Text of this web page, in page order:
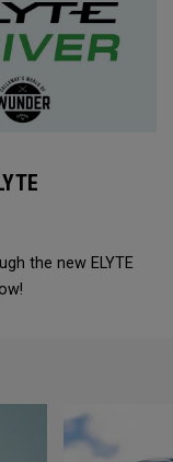
the new ELYTE